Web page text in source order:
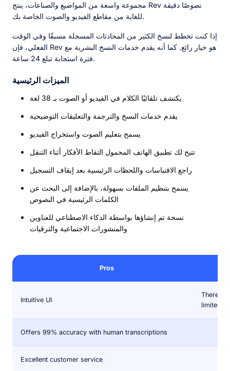
مجموعة واسعة من المواضيع والصناعات، ينتج Rev نصوصًا دقيقة
للغاية من مقاطع الفيديو والصوت الخاصة بك.
إذا كنت تخطط لنسخ الكثير من المحادثات المسجلة مسبقًا وفي الوقت
الفعلي، فإن Rev هو خيار رائع. كما أنه يقدم خدمات النسخ البشرية مع
فترة استجابة تبلغ 24 ساعة.
الميزات الرئيسية
يكتشف تلقائيًا الكلام في الفيديو أو الصوت بـ 38 لغة
يقدم خدمات النسخ والترجمة والتعليقات التوضيحية
يسمح بتعليم الصوت واستخراج الفيديو
تتيح لك تطبيق الهاتف المحمول التقاط الأفكار أثناء التنقل
راجع الاقتباسات واللحظات الرئيسية بعد إيقاف التسجيل
يسمح بتنظيم الملفات بسهولة، بالإضافة إلى البحث عن
الكلمات الرئيسية في النصوص
نسخة تم إنشاؤها بواسطة الذكاء الاصطناعي للعناوين
والمنشورات الاجتماعية والترقيات
Pros
Intuitive UI
There is
limited
Offers 99% accuracy with human transcriptions
Excellent customer service